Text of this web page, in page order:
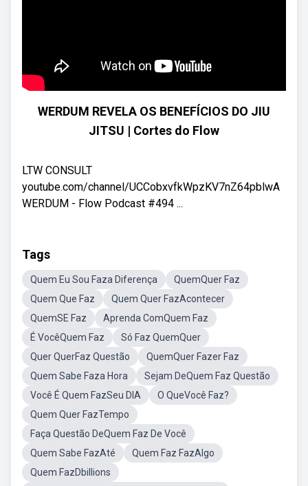
WERDUM REVELA OS BENEFÍCIOS DO JIU
JITSU | Cortes do Flow
LTW CONSULT
youtube.com/channel/UCCobxvfkWpzKV7nZ64pblwA
WERDUM - Flow Podcast #494 ...
Tags
Quem Eu Sou Faza Diferença
QuemQuer Faz
Quem Que Faz
Quem Quer FazAcontecer
QuemSE Faz
Aprenda ComQuem Faz
É VocêQuem Faz
Só Faz QuemQuer
Quer QuerFaz Questão
QuemQuer Fazer Faz
Quem Sabe Faza Hora
Sejam DeQuem Faz Questão
Você É Quem FazSeu DIA
O QueVocê Faz?
Quem Quer FazTempo
Faça Questão DeQuem Faz De Você
Quem Sabe FazAté
Quem Faz FazAlgo
Quem FazDbillions